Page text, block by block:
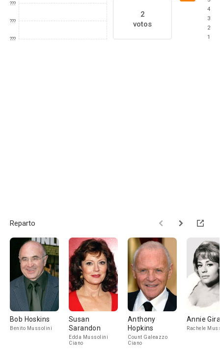
???
???
???
2
votos
4
3
2
1
Reparto
Bob Hoskins
Benito Mussolini
Susan
Sarandon
Edda Mussolini
Ciano
Anthony
Hopkins
Count Galeazzo
Ciano
Annie
Rachele